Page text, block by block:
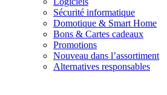
Sécurité informatique
Domotique & Smart Home
Bons & Cartes cadeaux
Promotions
Nouveau dans l’assortiment
Alternatives responsables